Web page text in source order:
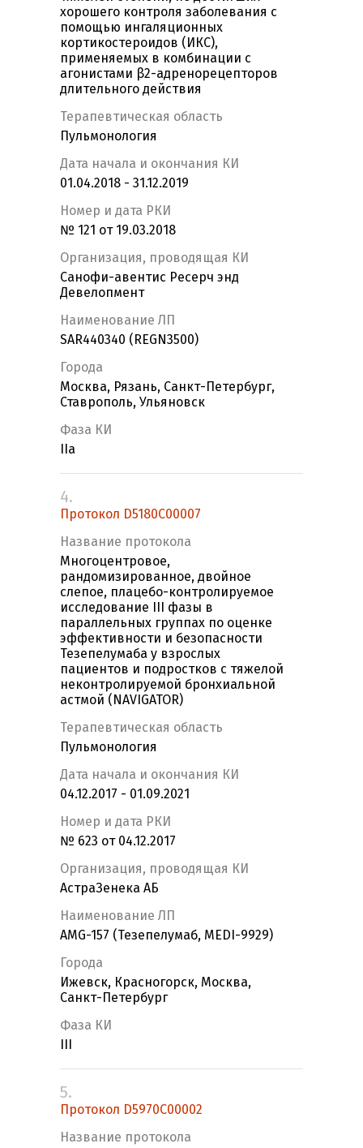
хорошего контроля заболевания с
помощью ингаляционных
кортикостероидов (ИКС),
применяемых в комбинации с
агонистами β2-адренорецепторов
длительного действия
Терапевтическая область
Пульмонология
Дата начала и окончания КИ
01.04.2018 - 31.12.2019
Номер и дата РКИ
№ 121 от 19.03.2018
Организация, проводящая КИ
Санофи-авентис Ресерч энд
Девелопмент
Наименование ЛП
SAR440340 (REGN3500)
Города
Москва, Рязань, Санкт-Петербург,
Ставрополь, Ульяновск
Фаза КИ
IIa
4.
Протокол D5180С00007
Название протокола
Многоцентровое,
рандомизированное, двойное
слепое, плацебо-контролируемое
исследование III фазы в
параллельных группах по оценке
эффективности и безопасности
Тезепелумаба у взрослых
пациентов и подростков с тяжелой
неконтролируемой бронхиальной
астмой (NAVIGATOR)
Терапевтическая область
Пульмонология
Дата начала и окончания КИ
04.12.2017 - 01.09.2021
Номер и дата РКИ
№ 623 от 04.12.2017
Организация, проводящая КИ
АстраЗенека АБ
Наименование ЛП
AMG-157 (Тезепелумаб, MEDI-9929)
Города
Ижевск, Красногорск, Москва,
Санкт-Петербург
Фаза КИ
5.
Протокол D5970C00002
Название протокола